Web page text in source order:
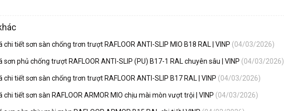
chi tiết sơn sàn chống trơn trượt RAFLOOR ANTI-SLIP MIO B18 RAL | VINP (04/03/2026)
sơn phủ chống trượt RAFLOOR ANTI-SLIP (PU) B17-1 RAL chuyên sâu | VINP (04/03/2026)
chi tiết sơn sàn chống trơn trượt RAFLOOR ANTI-SLIP B17 RAL | VINP (04/03/2026)
chi tiết sơn sàn RAFLOOR ARMOR MIO chịu mài mòn vượt trội | VINP (04/03/2026)